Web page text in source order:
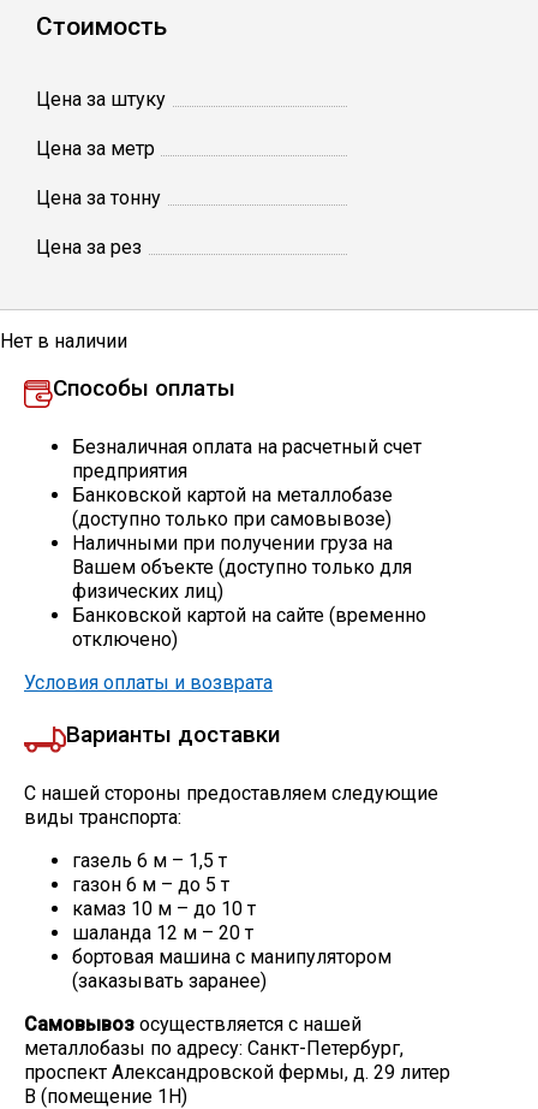
Катанка
Круг
Столбы заборные
Сетка кладочная
Круги абразивные
Электроды
Проволока
Скобо-гибочные изделия
Остальное
Нержавейка
Алюминиевый прокат
Стоимость
Цена за штуку
Цена за метр
Цена за тонну
Цена за рез
Нет в наличии
Способы оплаты
Безналичная оплата на расчетный счет
предприятия
Банковской картой на металлобазе
(доступно только при самовывозе)
Наличными при получении груза на
Вашем объекте (доступно только для
физических лиц)
Банковской картой на сайте (временно
отключено)
Условия оплаты и возврата
Варианты доставки
С нашей стороны предоставляем следующие
виды транспорта:
газель 6 м – 1,5 т
газон 6 м – до 5 т
камаз 10 м – до 10 т
шаланда 12 м – 20 т
бортовая машина с манипулятором
(заказывать заранее)
Самовывоз осуществляется с нашей
металлобазы по адресу: Санкт-Петербург,
проспект Александровской фермы, д. 29 литер
В (помещение 1Н)